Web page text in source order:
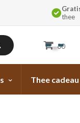
thee
00
Thee cadeau